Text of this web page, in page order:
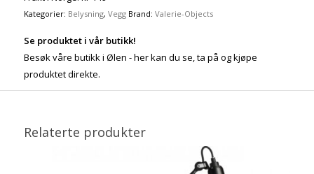
Kategorier: Belysning, Vegg Brand: Valerie-Objects
Se produktet i vår butikk!
Besøk våre butikk i Ølen - her kan du se, ta på og kjøpe
produktet direkte.
Relaterte produkter